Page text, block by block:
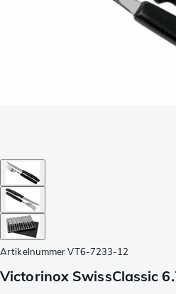
Artikelnummer VT6-7233-12
Victorinox SwissClassic